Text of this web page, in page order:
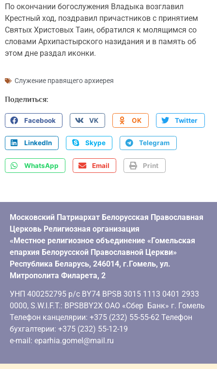
По окончании богослужения Владыка возглавил
Крестный ход, поздравил причастников с принятием
Святых Христовых Таин, обратился к молящимся со
словами Архипастырского назидания и в память об
этом дне раздал иконки.
Служение правящего архиерея
Поделиться:
Facebook VK OK Twitter
LinkedIn Skype Telegram
WhatsApp Email Print
Московский Патриархат Белорусская Православная
Церковь Религиозная организация
«Местное религиозное объединение «Гомельская
епархия Белорусской Православной Церкви»
Республика Беларусь, 246014, г.Гомель, ул.
Митрополита Филарета, 2
УНП 400252795 р/с BY74 BPSB 3015 1113 0401 2933
0000, S.W.I.F.T.: BPSBBY2X ОАО «Сбер Банк» г. Гомель
Телефон канцелярии: +375 (232) 55-55-62 Телефон
бухгалтерии: +375 (232) 55-12-19
e-mail: eparhia.gomel@mail.ru